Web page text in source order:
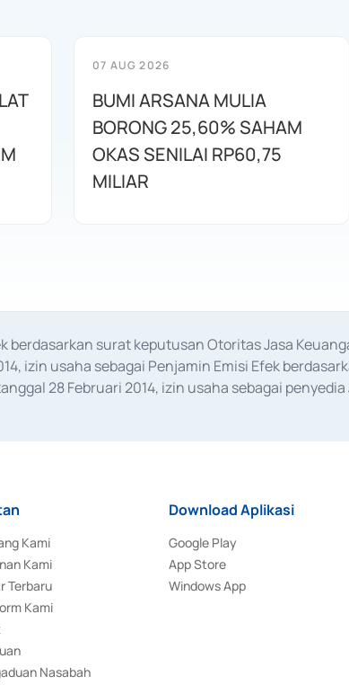
07 AUG 2026
BUMI ARSANA MULIA
BORONG 25,60% SAHAM
OKAS SENILAI RP60,75
MILIAR
surat keputusan Otoritas Jasa
izin usaha sebagai Penjamin Emisi Efek
28 Februari 2014, izin usaha sebagai
Kami
Kami
Terbaru
Kami
Nasabah
Download Aplikasi
Google Play
App Store
Windows App